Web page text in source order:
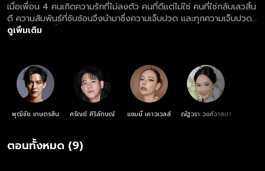
เมื่อเพื่อน 4 คนเกิดความรักที่ไม่ลงตัว คนที่ดีแต่ไม่ใช่ คนที่ใช่กลับเลวสิ้น
ดี ความสัมพันธ์ที่ซับซ้อนจึงนำมาซึ่งความเจ็บปวด และทุกความเจ็บปวด
มักจะถูกตอกย้ำใน ”วันคล้ายวันเกิด” เสมอ
ดูเพิ่มเติม
พุฒิชัย เกษตรสิน ศรัณย์ ศิริลักษณ์ แซมมี่ เคาวเวลล์ ณัฐวรา วงศ์วาสนา
ตอนทั้งหมด (9)